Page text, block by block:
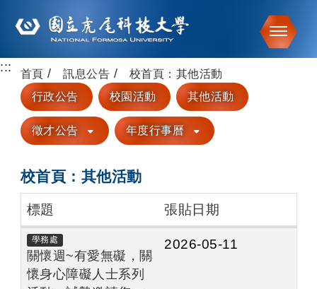
跳到主要內容
::: 首頁 訊息公告
校首頁：其他活動
行政公告
校園活動 其他活動
徵才公告 年度行事曆
校首頁：其他活動
標題 張貼日期
學務處
關懷週~有愛無礙，關
懷身心障礙人士系列
2026-05-11